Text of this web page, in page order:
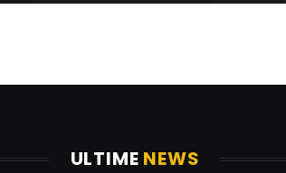
ULTIME NEWS